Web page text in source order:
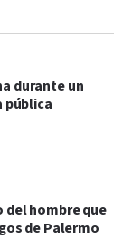
durante un
pública
del hombre que
de Palermo